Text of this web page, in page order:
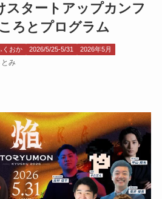
スタートアップカンフ
ろとプログラム
くおか 2026/5/25-5/31 2026年5月
み